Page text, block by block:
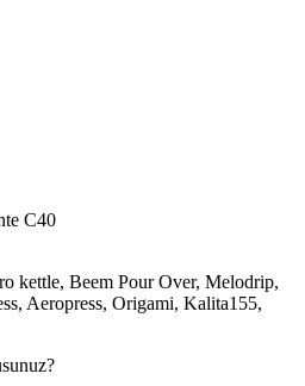
C40
kettle, Beem Pour Over, Melodrip,
Aeropress, Origami, Kalita155,